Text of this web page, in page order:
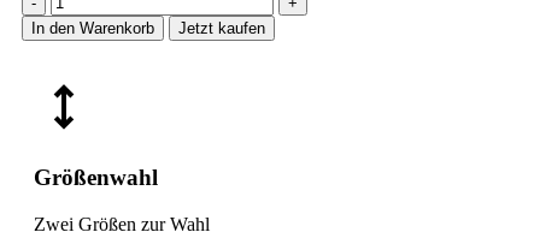
In den Warenkorb Jetzt kaufen
Größenwahl
Zwei Größen zur Wahl